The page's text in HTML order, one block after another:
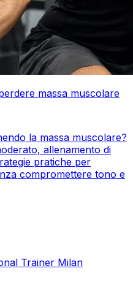
massa muscolare
la massa muscolare?
allenamento di
pratiche per
compromettere tono e
Trainer Milan